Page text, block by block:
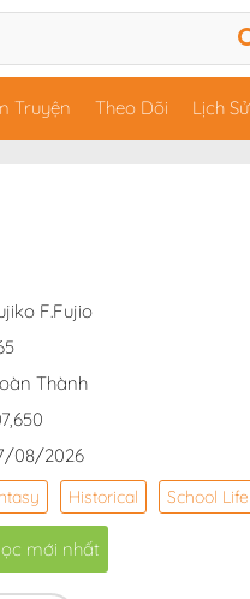
Truyện Theo Dõi Lịch Sử
F.Fujio
Thành
08/2026
Historical School Life
mới nhất